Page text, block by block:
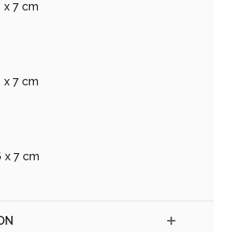
x 7 cm
x 7 cm
x 7 cm